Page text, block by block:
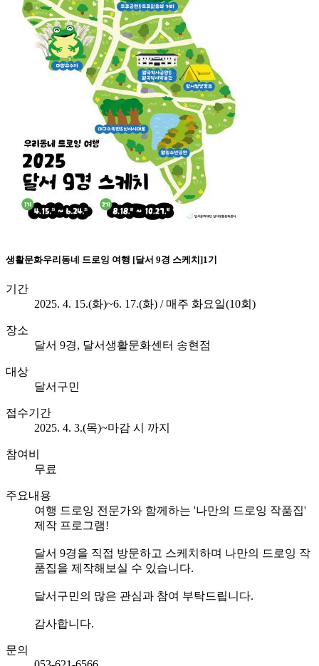
생활문화우리동네 드로잉 여행 [달서 9경 스케치]1기
기간
2025. 4. 15.(화)~6. 17.(화) / 매주 화요일(10회)
장소
달서 9경, 달서생활문화센터 송현점
대상
달서구민
접수기간
2025. 4. 3.(목)~마감 시 까지
참여비
무료
주요내용
여행 드로잉 전문가와 함께하는 '나만의 드로잉 작품집'
제작 프로그램!
달서 9경을 직접 방문하고 스케치하며 나만의 드로잉 작
품집을 제작해보실 수 있습니다.
달서구민의 많은 관심과 참여 부탁드립니다.
감사합니다.
문의